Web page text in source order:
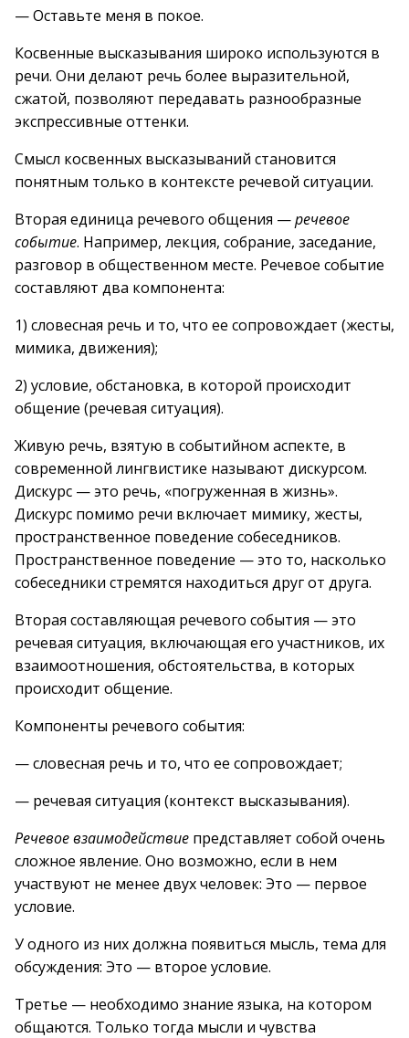
— Оставьте меня в покое.
Косвенные высказывания широко используются в
речи. Они делают речь более выразительной,
сжатой, позволяют передавать разнообразные
экспрессивные оттенки.
Смысл косвенных высказываний становится
понятным только в контексте речевой ситуации.
Вторая единица речевого общения —речевое
событие. Например, лекция, собрание, заседание,
разговор в общественном месте. Речевое событие
составляют два компонента:
1) словесная речь и то, что ее сопровождает (жесты,
мимика, движения);
2) условие, обстановка, в которой происходит
общение (речевая ситуация).
Живую речь, взятую в событийном аспекте, в
современной лингвистике называют дискурсом.
Дискурс — это речь, «погруженная в жизнь».
Дискурс помимо речи включает мимику, жесты,
пространственное поведение собеседников.
Пространственное поведение — это то, насколько
собеседники стремятся находиться друг от друга.
Вторая составляющая речевого события — это
речевая ситуация, включающая его участников, их
взаимоотношения, обстоятельства, в которых
происходит общение.
Компоненты речевого события:
— словесная речь и то, что ее сопровождает;
— речевая ситуация (контекст высказывания).
Речевое взаимодействие представляет собой очень
сложное явление. Оно возможно, если в нем
участвуют не менее двух человек: Это — первое
условие.
У одного из них должна появиться мысль, тема для
обсуждения: Это — второе условие.
Третье — необходимо знание языка, на котором
общаются. Только тогда мысли и чувства